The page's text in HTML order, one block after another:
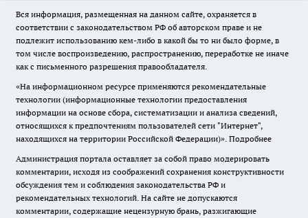
Вся информация, размещенная на данном сайте, охраняется в
соответствии с законодательством РФ об авторском праве и не
подлежит использованию кем-либо в какой бы то ни было форме, в
том числе воспроизведению, распространению, переработке не иначе
как с письменного разрешения правообладателя.
«На информационном ресурсе применяются рекомендательные
технологии (информационные технологии предоставления
информации на основе сбора, систематизации и анализа сведений,
относящихся к предпочтениям пользователей сети "Интернет",
находящихся на территории Российской Федерации)». Подробнее
Администрация портала оставляет за собой право модерировать
комментарии, исходя из соображений сохранения конструктивности
обсуждения тем и соблюдения законодательства РФ и
рекомендательных технологий. На сайте не допускаются
комментарии, содержащие нецензурную брань, разжигающие